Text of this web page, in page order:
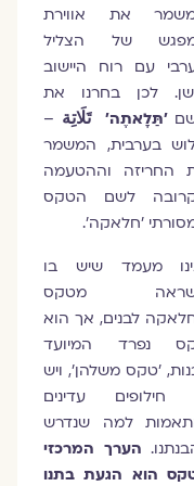
את אווירת
של הצליל
עם רוח היישוב
לכן בחרנו את
'תַּלָאתֶה' تَلَاتِة–
בערבית, המשמר
החריזה וההטעמה
לשם הטקס
'חלאקה'.
מעמד שיש בו
מטקס
לבנים, אך הוא
נפרד המיועד
'טקס משלהן', ויש
חילופים עדינים
למה שנדרש
הערך המרכזי
הוא הגעת בתנו